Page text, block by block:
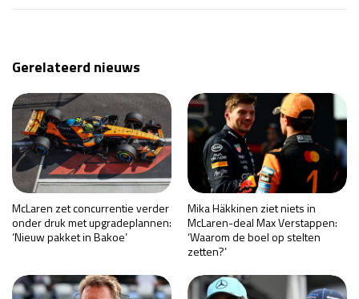
Gerelateerd nieuws
McLaren zet concurrentie verder
onder druk met upgradeplannen:
‘Nieuw pakket in Bakoe’
Mika Häkkinen ziet niets in
McLaren-deal Max Verstappen:
‘Waarom de boel op stelten
zetten?’